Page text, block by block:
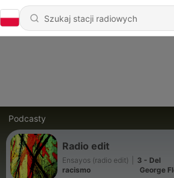
Podcasty
Radio edit
Ensayos (radio edit)
3 - Del
racismo⠀⠀⠀⠀⠀⠀⠀⠀⠀George